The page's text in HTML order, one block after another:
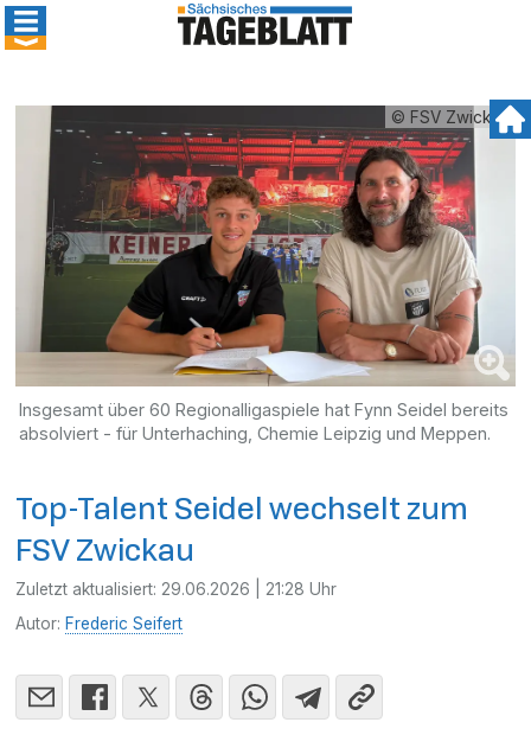
© FSV Zwickau
Insgesamt über 60 Regionalligaspiele hat Fynn Seidel bereits
absolviert - für Unterhaching, Chemie Leipzig und Meppen.
Top-Talent Seidel wechselt zum
FSV Zwickau
Zuletzt aktualisiert: 29.06.2026 | 21:28 Uhr
Autor: Frederic Seifert